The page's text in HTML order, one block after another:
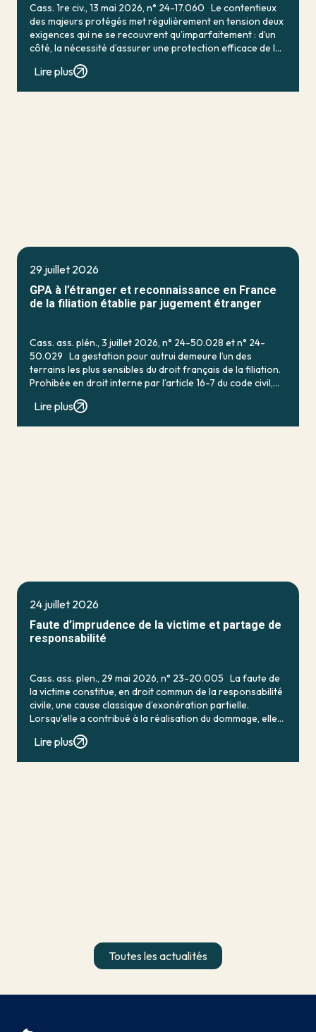
Cass. 1re civ., 13 mai 2026, n° 24-17.060 Le contentieux
des majeurs protégés met régulièrement en tension deux
exigences qui ne se recouvrent qu’imparfaitement : d’un
côté, la nécessité d’assurer une protection efficace de la
Lire plus
29 juillet 2026
GPA à l’étranger et reconnaissance en France
de la filiation établie par jugement étranger
Cass. ass. plén., 3 juillet 2026, n° 24-50.028 et n° 24-
50.029 La gestation pour autrui demeure l’un des
terrains les plus sensibles du droit français de la filiation.
Prohibée en droit interne par l’article 16-7 du code civil,
Lire plus
24 juillet 2026
Faute d’imprudence de la victime et partage de
responsabilité
Cass. ass. plen., 29 mai 2026, n° 23-20.005 La faute de
la victime constitue, en droit commun de la responsabilité
civile, une cause classique d’exonération partielle.
Lorsqu’elle a contribué à la réalisation du dommage, elle
conduit en principe à […]
Lire plus
Toutes les actualités